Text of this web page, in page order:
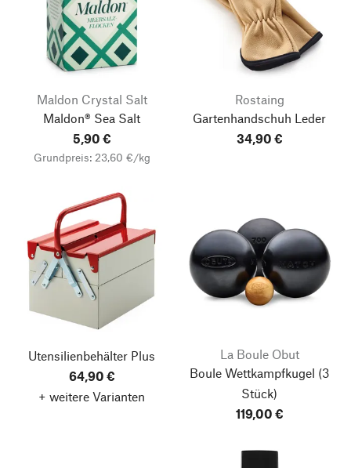
Maldon Crystal Salt
Maldon® Sea Salt
5,90 €
Grundpreis: 23,60 €/kg
Rostaing
Gartenhandschuh Leder
34,90 €
Utensilienbehälter Plus
64,90 €
+ weitere Varianten
La Boule Obut
Boule Wettkampfkugel (3
Stück)
119,00 €